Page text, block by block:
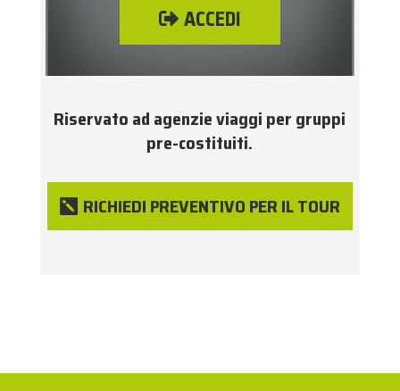
ACCEDI
Riservato ad agenzie viaggi per gruppi
pre-costituiti.
RICHIEDI PREVENTIVO PER IL TOUR